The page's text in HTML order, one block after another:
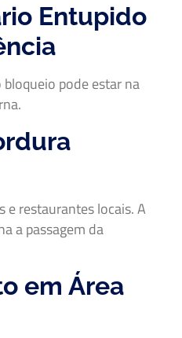
Entupido
pode estar na
e restaurantes locais. A
a passagem da
em Área